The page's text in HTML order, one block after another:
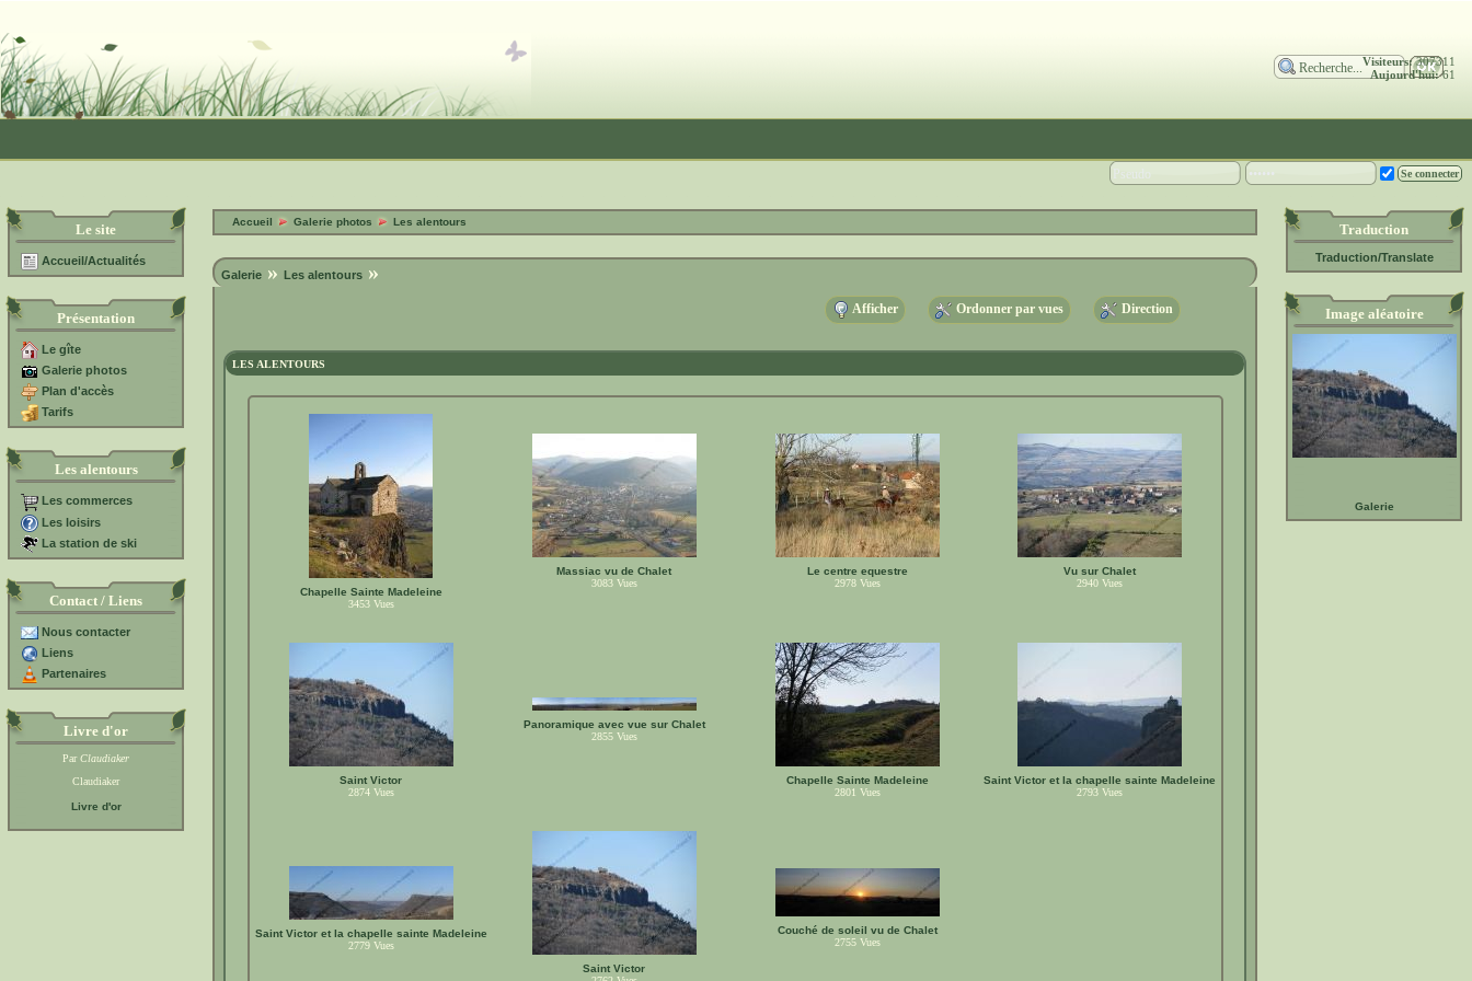
Visiteurs:307311
Aujourd'hui:61
Le site
Accueil/Actualités
Présentation
Le gîte
Galerie photos
Plan d'accès
Tarifs
Les alentours
Les commerces
Les loisirs
La station de ski
Contact / Liens
Nous contacter
Liens
Partenaires
Livre d'or
ParClaudiaker
Claudiaker
Livre d'or
Traduction
Traduction/Translate
Image aléatoire
Galerie
Accueil Galerie photos Les alentours
Galerie » Les alentours »
Afficher Ordonner par vues Direction
LES ALENTOURS
Chapelle Sainte Madeleine
3453 Vues
Massiac vu de Chalet
3083 Vues
Le centre equestre
2978 Vues
Vu sur Chalet
2940 Vues
Saint Victor
2874 Vues
Panoramique avec vue sur Chalet
2855 Vues
Chapelle Sainte Madeleine
2801 Vues
Saint Victor et la chapelle sainte Madeleine
2793 Vues
Saint Victor et la chapelle sainte Madeleine
2779 Vues
Saint Victor
Couché de soleil vu de Chalet
2755 Vues